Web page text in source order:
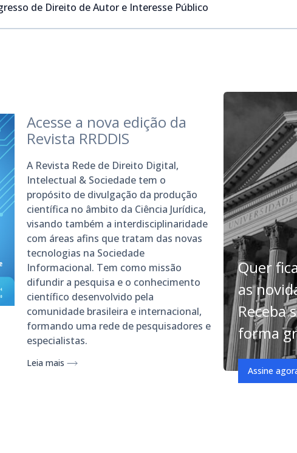
de Direito de Autor e Interesse Público
Acesse a nova edição da
Revista RRDDIS
A Revista Rede de Direito Digital,
Intelectual & Sociedade tem o
propósito de divulgação da produção
científica no âmbito da Ciência Jurídica,
visando também a interdisciplinaridade
com áreas afins que tratam das novas
tecnologias na Sociedade
Informacional. Tem como missão
difundir a pesquisa e o conhecimento
científico desenvolvido pela
comunidade brasileira e internacional,
formando uma rede de pesquisadores e
especialistas.
Leia mais
Quer
as
Receba
forma
Assine